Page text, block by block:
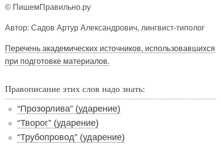
© ПишемПравильно.ру
Автор: Садов Артур Александрович, лингвист-типолог
Перечень академических источников, использовавшихся
при подготовке материалов.
Правописание этих слов надо знать:
“Прозорлива” (ударение)
“Творог” (ударение)
“Трубопровод” (ударение)